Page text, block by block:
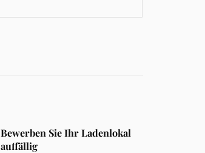
Bewerben Sie Ihr Ladenlokal
auffällig